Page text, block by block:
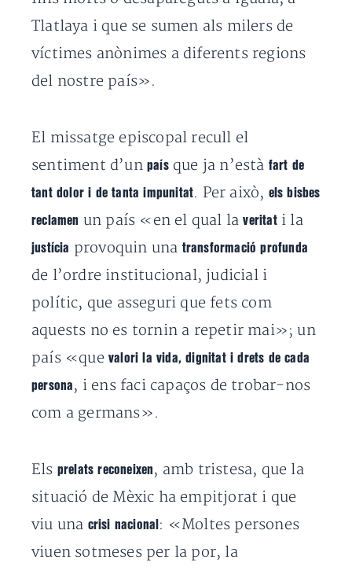
Tlatlaya i que se sumen als milers de
víctimes anònimes a diferents regions
del nostre país».
El missatge episcopal recull el
sentiment d’un país que ja n’està fart de
tant dolor i de tanta impunitat. Per això, els bisbes
reclamen un país «en el qual laveritat i la
justícia provoquin una transformació profunda
de l’ordre institucional, judicial i
polític, que asseguri que fets com
aquests no es tornin a repetir mai»; un
país «que valori la vida, dignitat i drets de cada
persona , i ens faci capaços de trobar-nos
com a germans».
Els prelats reconeixen , amb tristesa, que la
situació de Mèxic ha empitjorat i que
viu una crisi nacional : «Moltes persones
viuen sotmeses per la por, la